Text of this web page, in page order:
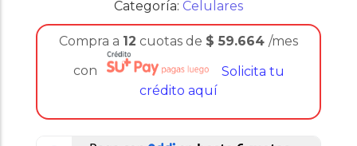
Categoría: Celulares
Compra a 12 cuotas de $ 59.664 /mes
con
Solicita tu
crédito aquí